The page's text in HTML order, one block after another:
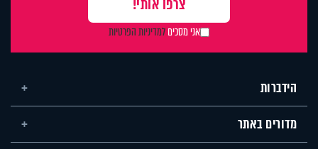
אני מסכיםלמדיניות הפרטיות
הידברות
מדורים באתר